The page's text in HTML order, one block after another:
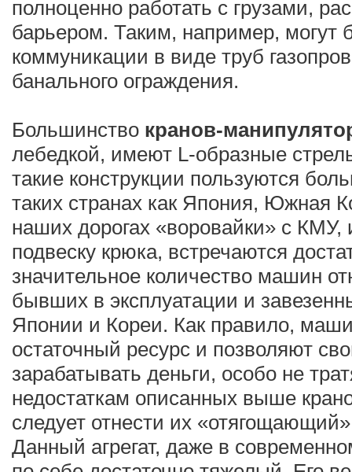
полноценно работать с грузами,
барьером. Таким, например, могут
коммуникации в виде труб
банального ограждения.
Большинство кранов-
лебедкой, имеют L-образные
такие конструкции пользуются
таких странах как Япония, Южная
наших дорогах «воровайки» с
подвеску крюка, встречаются
значительное количество машин
бывших в эксплуатации и
Японии и Кореи. Как правило,
остаточный ресурс и позволяют
зарабатывать деньги, особо не
недостаткам описанных выше
следует отнести их
Данный агрегат, даже в